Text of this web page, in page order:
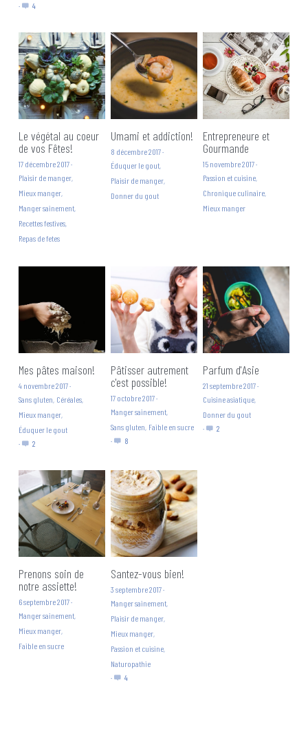
·
4
Le végétal au coeur
de vos Fêtes!
17 décembre 2017·
Plaisir de manger,
Mieux manger,
Manger sainement,
Recettes festives,
Repas de fetes
Umami et addiction!
8 décembre 2017·
Éduquer le gout,
Plaisir de manger,
Donner du gout
Entrepreneure et
Gourmande
15 novembre 2017·
Passion et cuisine,
Chronique culinaire,
Mieux manger
Mes pâtes maison!
4 novembre 2017·
Sans gluten, Céréales,
Mieux manger,
Éduquer le gout
·
2
Pâtisser autrement
c'est possible!
17 octobre 2017·
Manger sainement,
Sans gluten, Faible en sucre
·
8
Parfum d'Asie
21 septembre 2017·
Cuisine asiatique,
Donner du gout
·
2
Prenons soin de
notre assiette!
6 septembre 2017·
Manger sainement,
Mieux manger,
Faible en sucre
Santez-vous bien!
3 septembre 2017·
Manger sainement,
Plaisir de manger,
Mieux manger,
Passion et cuisine,
Naturopathie
·
4